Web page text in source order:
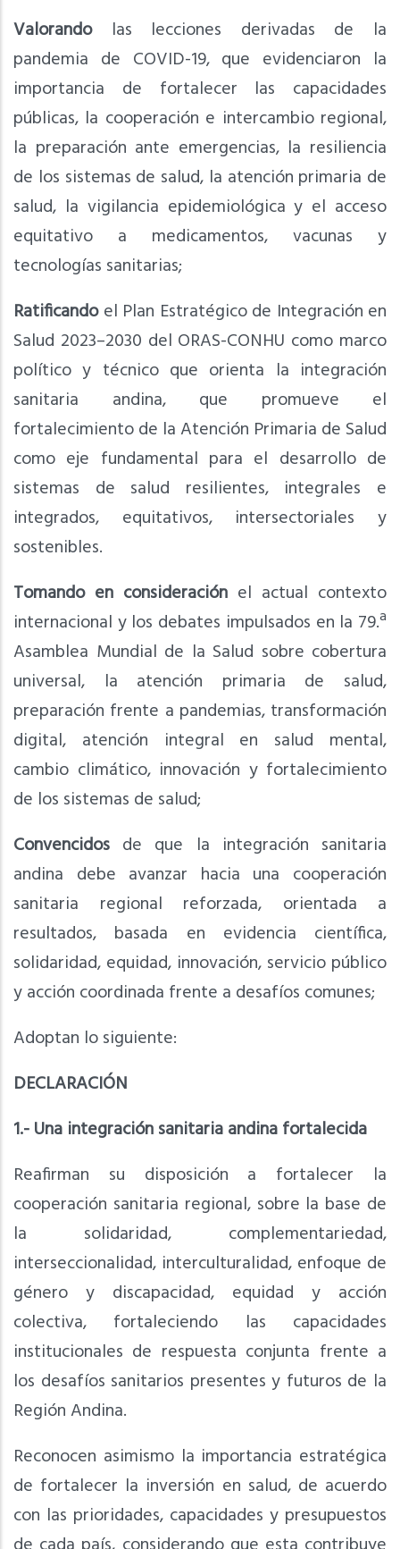
Valorandolas lecciones derivadas de la
pandemia de COVID-19, que evidenciaron la
importancia de fortalecer las capacidades
públicas, la cooperación e intercambio regional,
la preparación ante emergencias, la resiliencia
de los sistemas de salud, la atención primaria de
salud, la vigilancia epidemiológica y el acceso
equitativo a medicamentos, vacunas y
tecnologías sanitarias;
Ratificandoel Plan Estratégico de Integración en
Salud 2023–2030 del ORAS-CONHU como marco
político y técnico que orienta la integración
sanitaria andina, que promueve el
fortalecimiento de la Atención Primaria de Salud
como eje fundamental para el desarrollo de
sistemas de salud resilientes, integrales e
integrados, equitativos, intersectoriales y
sostenibles.
Tomando en consideración el actual contexto
internacional y los debates impulsados en la 79.ª
Asamblea Mundial de la Salud sobre cobertura
universal, la atención primaria de salud,
preparación frente a pandemias, transformación
digital, atención integral en salud mental,
cambio climático, innovación y fortalecimiento
de los sistemas de salud;
Convencidos de que la integración sanitaria
andina debe avanzar hacia una cooperación
sanitaria regional reforzada, orientada a
resultados, basada en evidencia científica,
solidaridad, equidad, innovación, servicio público
y acción coordinada frente a desafíos comunes;
Adoptan lo siguiente:
DECLARACIÓN
1.- Una integración sanitaria andina fortalecida
Reafirman su disposición a fortalecer la
cooperación sanitaria regional, sobre la base de
la solidaridad, complementariedad,
interseccionalidad, interculturalidad, enfoque de
género y discapacidad, equidad y acción
colectiva, fortaleciendo las capacidades
institucionales de respuesta conjunta frente a
los desafíos sanitarios presentes y futuros de la
Región Andina.
Reconocen asimismo la importancia estratégica
de fortalecer la inversión en salud, de acuerdo
con las prioridades, capacidades y presupuestos